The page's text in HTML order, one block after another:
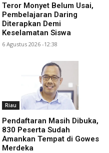
Teror Monyet Belum Usai,
Pembelajaran Daring
Diterapkan Demi
Keselamatan Siswa
6 Agustus 2026 -12:38
Riau
Pendaftaran Masih Dibuka,
830 Peserta Sudah
Amankan Tempat di Gowes
Merdeka